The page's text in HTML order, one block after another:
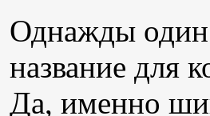
Однажды один
название для
Да, именно